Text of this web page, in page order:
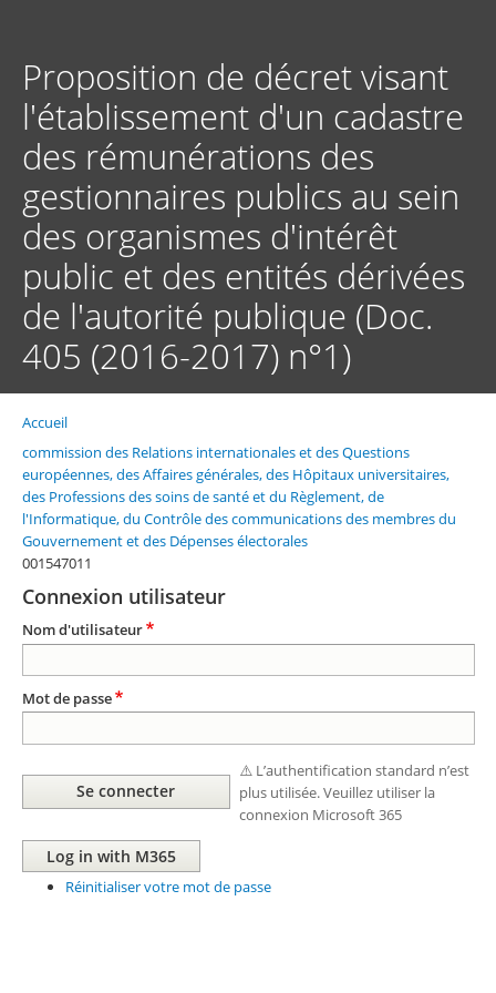
principal
Proposition de décret visant
l'établissement d'un cadastre
des rémunérations des
gestionnaires publics au sein
des organismes d'intérêt
public et des entités dérivées
de l'autorité publique (Doc.
405 (2016-2017) n°1)
Fil
d'Ariane
Accueil
commission des Relations internationales et des Questions
européennes, des Affaires générales, des Hôpitaux universitaires,
des Professions des soins de santé et du Règlement, de
l'Informatique, du Contrôle des communications des membres du
Gouvernement et des Dépenses électorales
001547011
Connexion utilisateur
Nom d'utilisateur
Mot de passe
⚠️ L’authentification standard n’est
plus utilisée. Veuillez utiliser la
connexion Microsoft 365
Réinitialiser votre mot de passe